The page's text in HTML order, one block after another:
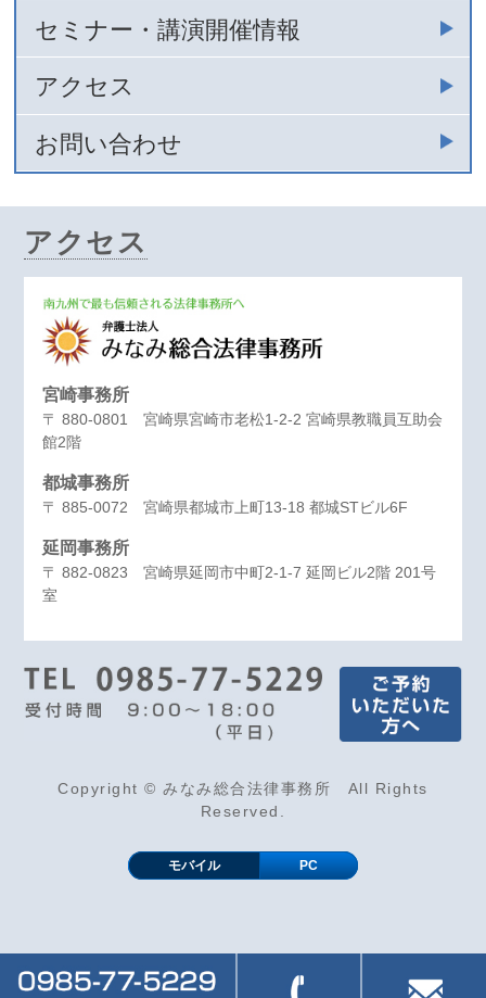
セミナー・講演開催情報
アクセス
お問い合わせ
アクセス
宮崎事務所
〒 880-0801 宮崎県宮崎市老松1-2-2 宮崎県教職員互助会
館2階
都城事務所
〒 885-0072 宮崎県都城市上町13-18 都城STビル6F
延岡事務所
〒 882-0823 宮崎県延岡市中町2-1-7 延岡ビル2階 201号
室
Copyright © みなみ総合法律事務所 All Rights
Reserved.
モバイル PC